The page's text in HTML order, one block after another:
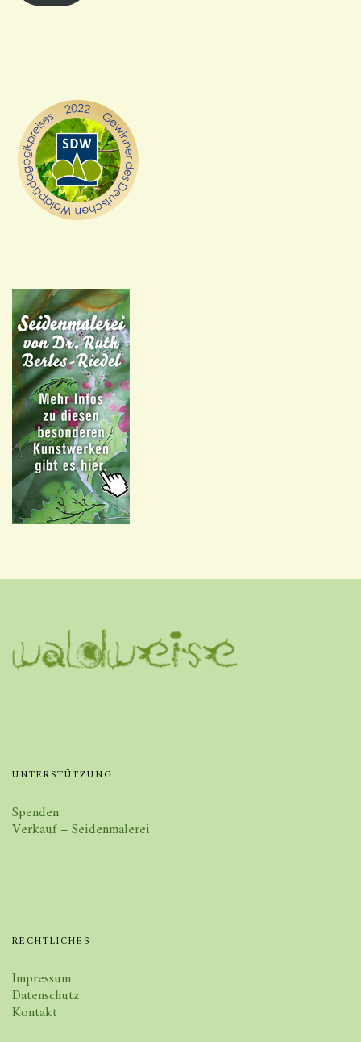
UNTERSTÜTZUNG
Spenden
Verkauf – Seidenmalerei
RECHTLICHES
Impressum
Datenschutz
Kontakt